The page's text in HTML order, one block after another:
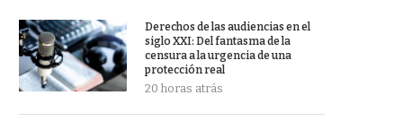
Derechos de las audiencias en el
siglo XXI: Del fantasma de la
censura a la urgencia de una
protección real
20 horas atrás